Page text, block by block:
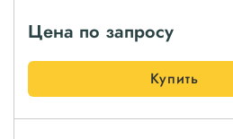
Цена по запросу
Купить